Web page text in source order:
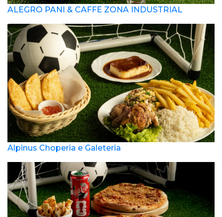
ALEGRO PANI & CAFFE ZONA INDUSTRIAL
Alpinus Choperia e Galeteria